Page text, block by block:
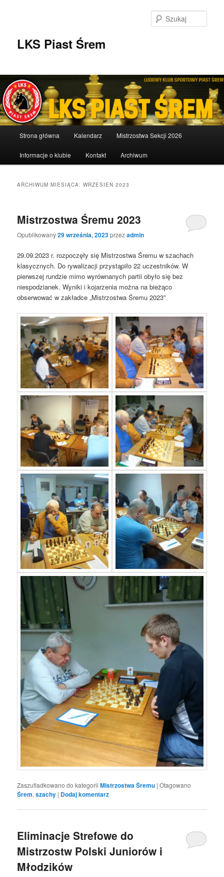
LKS Piast Śrem
Strona główna Kalendarz Mistrzostwa Sekcji 2026
Informacje o klubie Kontakt Archiwum
ARCHIWUM MIESIĄCA:WRZESIEŃ 2023
Mistrzostwa Śremu 2023
Opublikowany29 września, 2023przezadmin
29.09.2023 r. rozpoczęły się Mistrzostwa Śremu w szachach
klasycznych. Do rywalizacji przystąpiło 22 uczestników. W
pierwszej rundzie mimo wyrównanych partii obyło się bez
niespodzianek. Wyniki i kojarzenia można na bieżąco
obserwować w zakładce „Mistrzostwa Śremu 2023”
Zaszufladkowano do kategorii Mistrzostwa Śremu |Otagowano
Śrem,szachy | Dodaj komentarz
Eliminacje Strefowe do
Mistrzostw Polski Juniorów i
Młodzików